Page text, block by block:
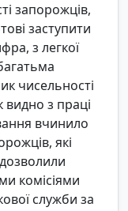
запорожців,
заступити
з легкої
чисельності
видно з праці
вчинило
які
дозволили
комісіями
служби за